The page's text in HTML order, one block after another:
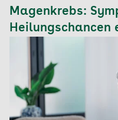
Magenkrebs:
Heilungschancen